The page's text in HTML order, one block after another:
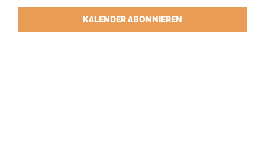
KALENDER ABONNIEREN